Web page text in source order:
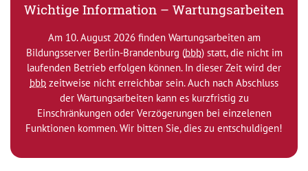
Wichtige Information – Wartungsarbeiten
Am 10. August 2026 finden Wartungsarbeiten am
Bildungsserver Berlin-Brandenburg (bbb) statt, die nicht im
laufenden Betrieb erfolgen können. In dieser Zeit wird der
bbb zeitweise nicht erreichbar sein. Auch nach Abschluss
der Wartungsarbeiten kann es kurzfristig zu
Einschränkungen oder Verzögerungen bei einzelenen
Funktionen kommen. Wir bitten Sie, dies zu entschuldigen!